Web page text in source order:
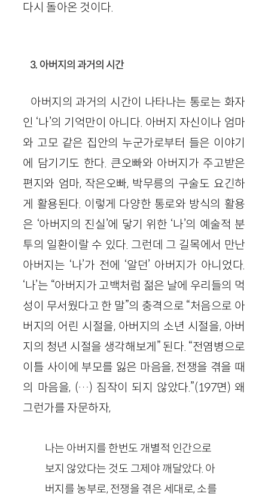
다시 돌아온 것이다.
3. 아버지의 과거의 시간
아버지의 과거의 시간이 나타나는 통로는 화자
인 ‘나’의 기억만이 아니다. 아버지 자신이나 엄마
와 고모 같은 집안의 누군가로부터 들은 이야기
에 담기기도 한다. 큰오빠와 아버지가 주고받은
편지와 엄마, 작은오빠, 박무릉의 구술도 요긴하
게 활용된다. 이렇게 다양한 통로와 방식의 활용
은 ‘아버지의 진실’에 닿기 위한 ‘나’의 예술적 분
투의 일환이랄 수 있다. 그런데 그 길목에서 만난
아버지는 ‘나’가 전에 ‘알던’ 아버지가 아니었다.
‘나’는 “아버지가 고백처럼 젊은 날에 우리들의 먹
성이 무서웠다고 한 말”의 충격으로 “처음으로 아
버지의 어린 시절을, 아버지의 소년 시절을, 아버
지의 청년 시절을 생각해보게” 된다. “전염병으로
이틀 사이에 부모를 잃은 마음을, 전쟁을 겪을 때
의 마음을, (…) 짐작이 되지 않았다.”(197면) 왜
그런가를 자문하자,
나는 아버지를 한번도 개별적 인간으로
보지 않았다는 것도 그제야 깨달았다. 아
버지를 농부로, 전쟁을 겪은 세대로, 소를